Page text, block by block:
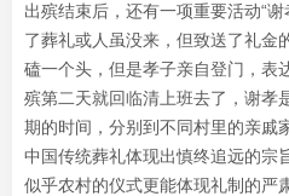
出殡结束后，还有一项重要活动“
了葬礼或人虽没来，但致送了礼金
磕一个头，但是孝子亲自登门，表
殡第二天就回临清上班去了，谢孝
期的时间，分别到不同村里的亲戚
中国传统葬礼体现出慎终追远的宗
似乎农村的仪式更能体现礼制的严